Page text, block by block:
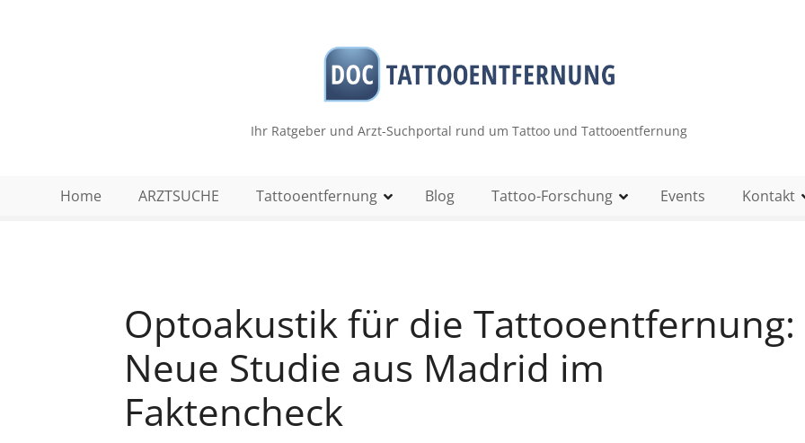
Ihr Ratgeber und Arzt-Suchportal rund um Tattoo und Tattooentfernung
Home ARZTSUCHE Tattooentfernung Blog Tattoo-Forschung Events Kontakt
Optoakustik für die Tattooentfernung:
Neue Studie aus Madrid im
Faktencheck